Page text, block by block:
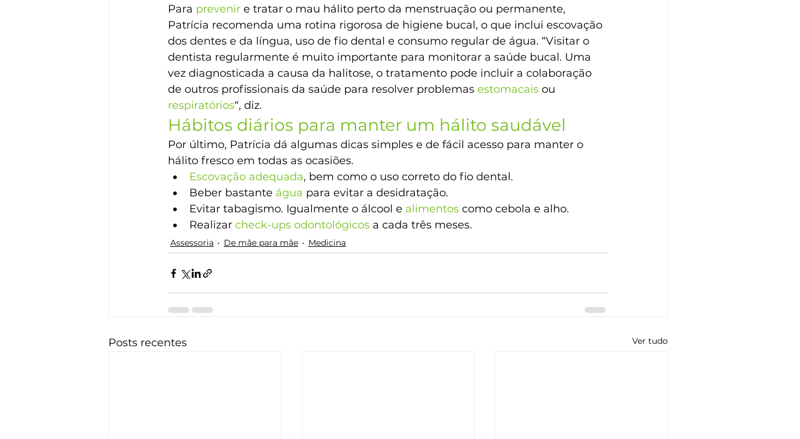
Para prevenir e tratar o mau hálito perto da menstruação ou permanente,
Patrícia recomenda uma rotina rigorosa de higiene bucal, o que inclui escovação
dos dentes e da língua, uso de fio dental e consumo regular de água. “Visitar o
dentista regularmente é muito importante para monitorar a saúde bucal. Uma
vez diagnosticada a causa da halitose, o tratamento pode incluir a colaboração
de outros profissionais da saúde para resolver problemas estomacais ou
respiratórios“, diz.
Hábitos diários para manter um hálito saudável
Por último, Patrícia dá algumas dicas simples e de fácil acesso para manter o
hálito fresco em todas as ocasiões.
Escovação adequada, bem como o uso correto do fio dental.
Beber bastante água para evitar a desidratação.
Evitar tabagismo. Igualmente o álcool e alimentos como cebola e alho.
Realizar check-ups odontológicos a cada três meses.
Assessoria De mãe para mãe Medicina
Posts recentes Ver tudo